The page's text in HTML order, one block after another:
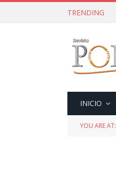
TRENDING
INICIO
YOU ARE AT: